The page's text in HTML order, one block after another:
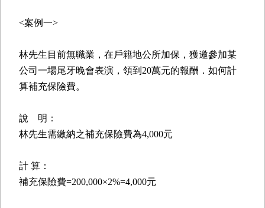
<案例一>
林先生目前無職業，在戶籍地公所加保，獲邀參加某
公司一場尾牙晚會表演，領到20萬元的報酬．如何計
算補充保險費。
說 明：
林先生需繳納之補充保險費為4,000元
計 算：
補充保險費=200,000×2%=4,000元